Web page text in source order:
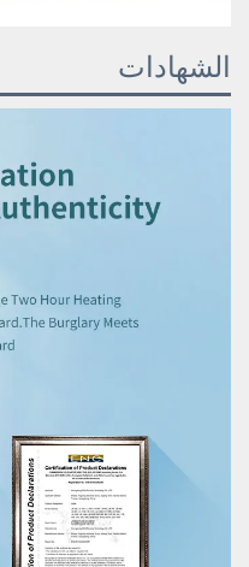
الشهادات